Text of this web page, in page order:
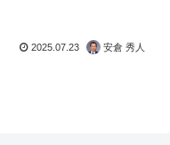
2025.07.23 安倉 秀人